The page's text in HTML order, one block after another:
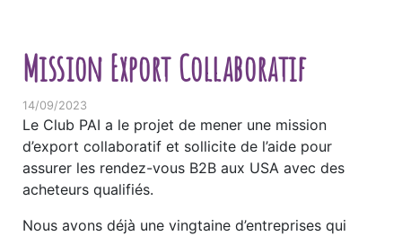
Mission Export Collaboratif
14/09/2023
Le Club PAI a le projet de mener une mission
d’export collaboratif et sollicite de l’aide pour
assurer les rendez-vous B2B aux USA avec des
acheteurs qualifiés.
Nous avons déjà une vingtaine d’entreprises qui